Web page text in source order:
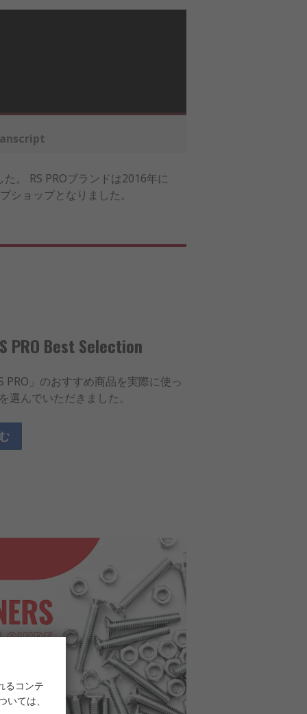
。 RS PROブランドは2016年に
ョップとなりました。
Best Selection
」のおすすめ商品を実際に使っ
選んでいただきました。
るコンテ
ては、